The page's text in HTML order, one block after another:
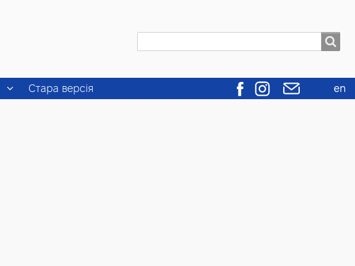
Пошук
Стара версія en